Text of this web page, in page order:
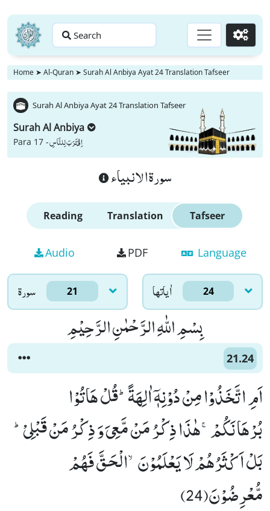
Search Go
Home ➤ Al-Quran ➤ Surah Al Anbiya Ayat 24 Translation Tafseer
Surah Al Anbiya Ayat 24 Translation Tafseer
Surah Al Anbiya
Para 17 -اِقْتَرَبَ لِلنَّاسِ
سورة الانبياء
Reading Translation Tafseer
Audio PDF Language
سورۃ 21 اٰياتها 24
بِسْمِ اللّٰهِ الرَّحْمٰنِ الرَّحِیْمِ
21.24
اَمِ اتَّخَذُوْا مِنْ دُوْنِهٖۤ اٰلِهَةًؕ-قُلْ هَاتُوْا
بُرْهَانَكُمْۚ-هٰذَا ذِكْرُ مَنْ مَّعِیَ وَ ذِكْرُ مَنْ قَبْلِیْؕ-
بَلْ اَكْثَرُهُمْ لَا یَعْلَمُوْنَۙ-الْحَقَّ فَهُمْ
مُّعْرِضُوْنَ(24)